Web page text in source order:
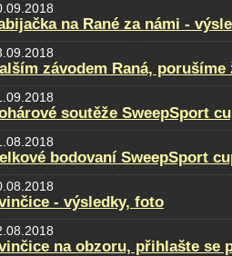
na Rané za námi -
závodem Raná,
soutěže SweepSport
bodovaní SweepSport
- výsledky, foto
na obzoru, přihlašte se